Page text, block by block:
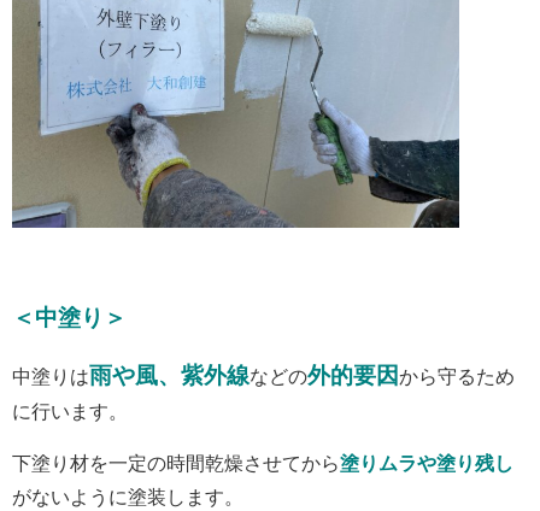
＜中塗り＞
中塗りは雨や風、紫外線などの外的要因から守るため
に行います。
下塗り材を一定の時間乾燥させてから塗りムラや塗り残し
がないように塗装します。